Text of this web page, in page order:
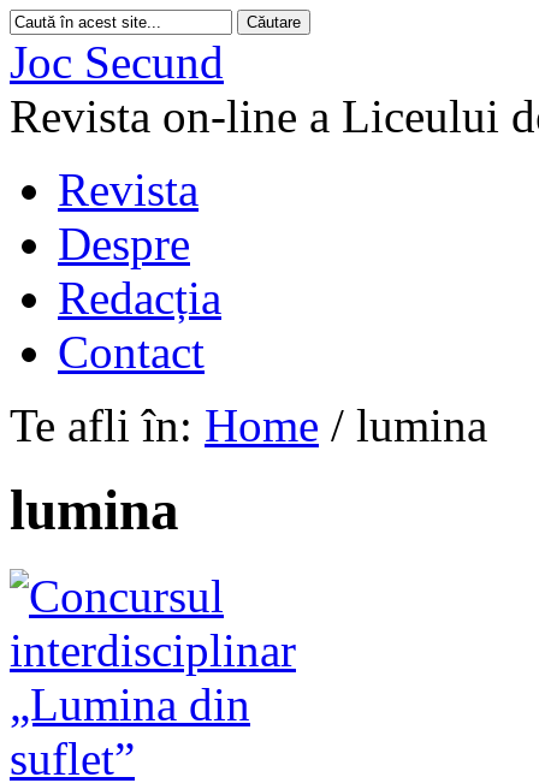
Joc Secund
Revista on-line a Liceului
Revista
Despre
Redacția
Contact
Te afli în: Home / lumina
lumina